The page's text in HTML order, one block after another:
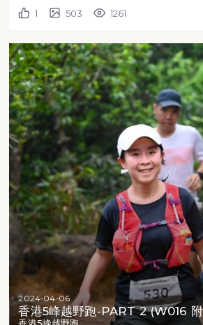
1 503 1261
2024-04-06
香港5峰越野跑-PART 2 (W016
香港5峰越野跑